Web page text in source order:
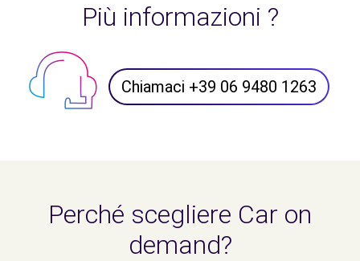
Più informazioni ?
Chiamaci +39 06 9480 1263
Perché scegliere Car on
demand?